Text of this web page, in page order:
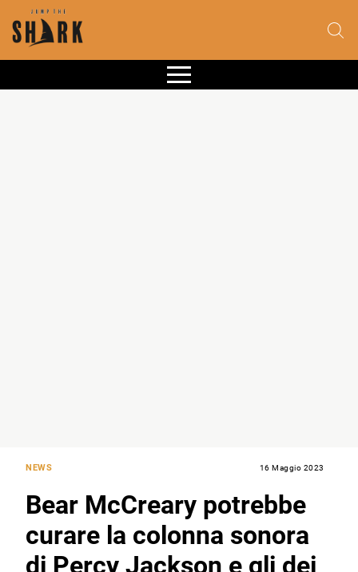
NEWS 16 Maggio 2023
Bear McCreary potrebbe
curare la colonna sonora